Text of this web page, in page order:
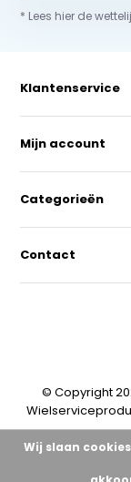
* Lees hier de
Klantenservice
Mijn account
Categorieën
Contact
© Copyright
Wij slaan